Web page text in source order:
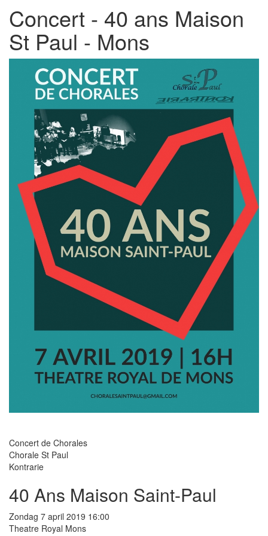
Concert - 40 ans Maison
St Paul - Mons
Concert de Chorales
Chorale St Paul
Kontrarie
40 Ans Maison Saint-Paul
Zondag 7 april 2019 16:00
Theatre Royal Mons